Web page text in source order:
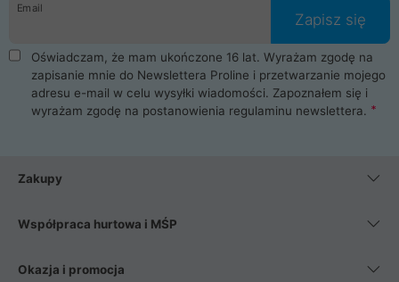
Email
Zapisz się
Oświadczam, że mam ukończone 16 lat. Wyrażam zgodę na
zapisanie mnie do Newslettera Proline i przetwarzanie mojego
adresu e-mail w celu wysyłki wiadomości. Zapoznałem się i
wyrażam zgodę na postanowienia regulaminu newslettera.
Zakupy
Współpraca hurtowa i MŚP
Okazja i promocja